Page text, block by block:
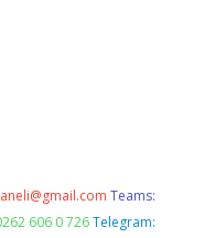
Teams:
606 0 726 Telegram: